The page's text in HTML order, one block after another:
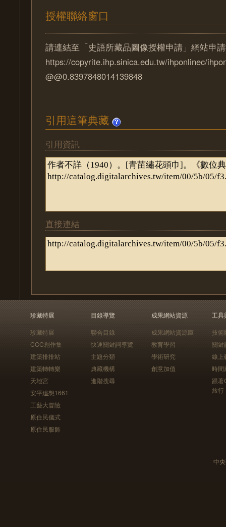
授權聯絡窗口
請連結至「史語所藏品圖像授權申請」網站申
https://copyrite.ihp.sinica.edu.tw/ihponlinec/
@@0.8397848014139848
引用這筆典藏
引用資訊
直接連結
珍藏特展
珍藏特展
CCC創作集
建築排排站
建築轉轉樂
天地宮
安平追想1661
工藝大冒險
原住民儀式
原住民服飾
目錄導覽
聯合目錄
快速關鍵詞導覽
主題分類
典藏機構
進階搜尋
成果網站資源
成果網站資源庫
教育學習
學術研究
創意加值
工具
技術
關鍵
線上
時間
跟
旅行
中